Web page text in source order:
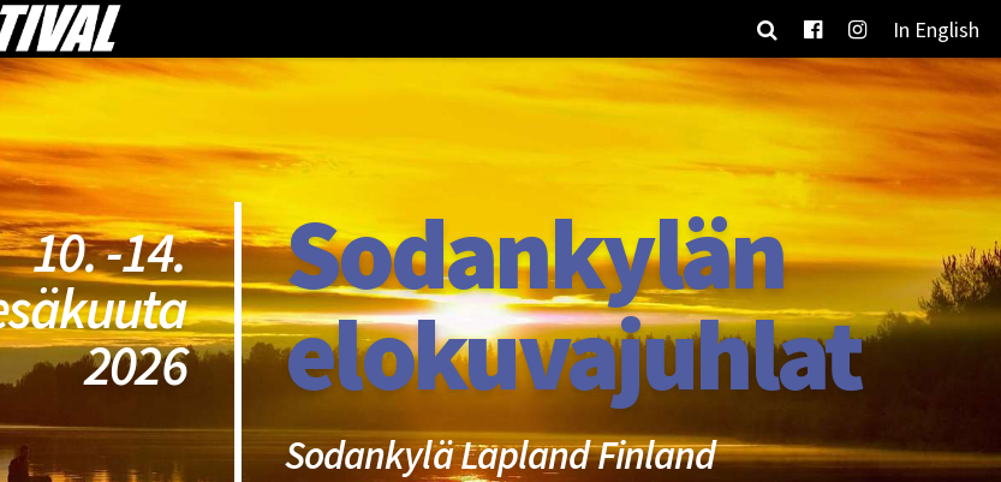
In English
10. -14.
2026
Sodankylän
elokuvajuhlat
Sodankylä Lapland Finland